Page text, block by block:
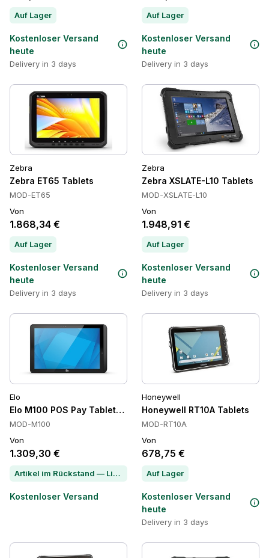
Auf Lager
Kostenloser Versand
heute
Delivery in 3 days
Auf Lager
Kostenloser Versand
heute
Delivery in 3 days
Zebra
Zebra ET65 Tablets
MOD-ET65
Von
1.868,34 €
Auf Lager
Kostenloser Versand
heute
Delivery in 3 days
Zebra
Zebra XSLATE-L10 Tablets
MOD-XSLATE-L10
Von
1.948,91 €
Auf Lager
Kostenloser Versand
heute
Delivery in 3 days
Elo
Elo M100 POS Pay Tablets, NFC, EMV, 10,1 Zoll
MOD-M100
Von
1.309,30 €
Artikel im Rückstand — Lieferzeit per Chat erfragen
Kostenloser Versand
Honeywell
Honeywell RT10A Tablets
MOD-RT10A
Von
678,75 €
Auf Lager
Kostenloser Versand
heute
Delivery in 3 days